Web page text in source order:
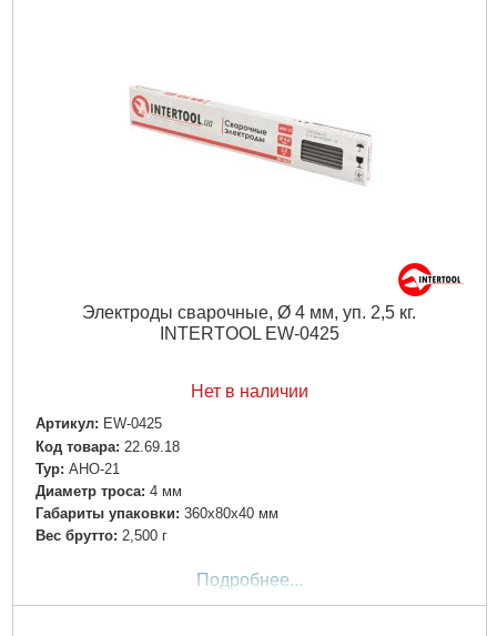
Электроды сварочные, Ø 4 мм, уп. 2,5 кг.
INTERTOOL EW-0425
Нет в наличии
Артикул: EW-0425
Код товара: 22.69.18
Typ: АНО-21
Диаметр троса: 4 мм
Габариты упаковки: 360x80x40 мм
Вес брутто: 2,500 г
Подробнее...